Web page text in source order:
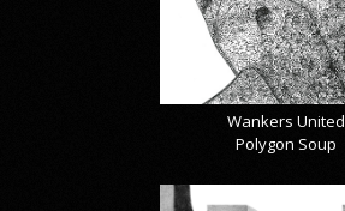
Wankers United
Polygon Soup